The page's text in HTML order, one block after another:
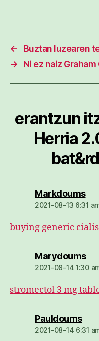
←
Buztan luzearen
→
Ni ez naiz Graham
erantzun
Herria
Markdoumsdio:
2021-08-13 6:31
buying generic cialis
Marydoumsdio:
2021-08-14 1:30
stromectol 3 mg
Pauldoumsdio:
2021-08-14 6:31